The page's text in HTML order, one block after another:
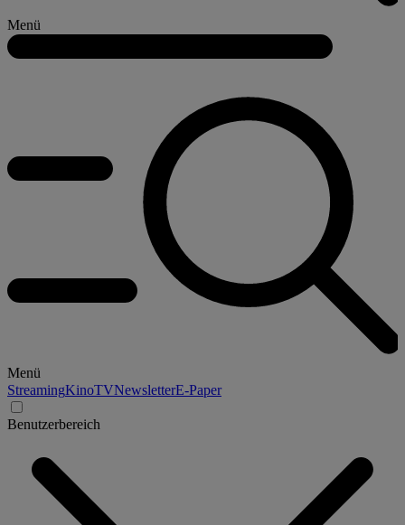
Menü
Menü
StreamingKinoTVNewsletterE-Paper
Benutzerbereich